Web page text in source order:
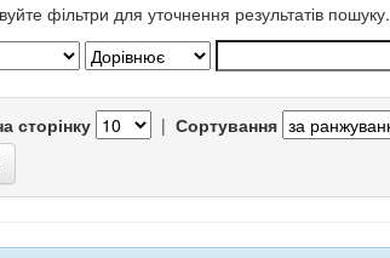
фільтри для уточнення результатів пошуку.
сторінку | Сортування